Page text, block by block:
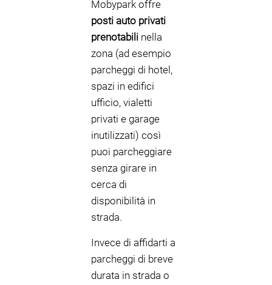
Mobypark offre
posti auto privati
prenotabili nella
zona (ad esempio
parcheggi di hotel,
spazi in edifici
ufficio, vialetti
privati e garage
inutilizzati) così
puoi parcheggiare
senza girare in
cerca di
disponibilità in
strada.
Invece di affidarti a
parcheggi di breve
durata in strada o